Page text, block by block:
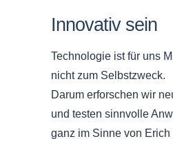
Innovativ sein
Technologie ist für uns
nicht zum Selbstzweck.
Darum erforschen wir
und testen sinnvolle
ganz im Sinne von Erich